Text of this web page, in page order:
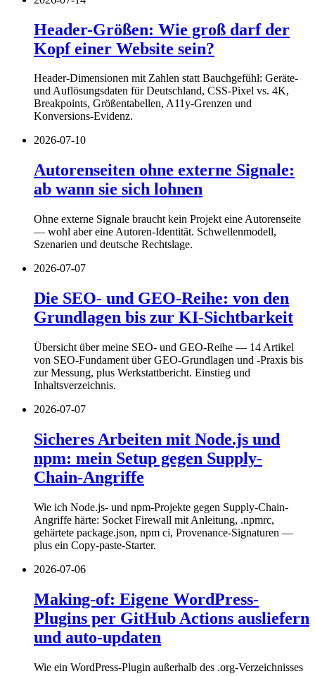
Header-Größen: Wie groß darf der
Kopf einer Website sein?
Header-Dimensionen mit Zahlen statt Bauchgefühl: Geräte-
und Auflösungsdaten für Deutschland, CSS-Pixel vs. 4K,
Breakpoints, Größentabellen, A11y-Grenzen und
Konversions-Evidenz.
2026-07-10
Autorenseiten ohne externe Signale:
ab wann sie sich lohnen
Ohne externe Signale braucht kein Projekt eine Autorenseite
— wohl aber eine Autoren-Identität. Schwellenmodell,
Szenarien und deutsche Rechtslage.
2026-07-07
Die SEO- und GEO-Reihe: von den
Grundlagen bis zur KI-Sichtbarkeit
Übersicht über meine SEO- und GEO-Reihe — 14 Artikel
von SEO-Fundament über GEO-Grundlagen und -Praxis bis
zur Messung, plus Werkstattbericht. Einstieg und
Inhaltsverzeichnis.
2026-07-07
Sicheres Arbeiten mit Node.js und
npm: mein Setup gegen Supply-
Chain-Angriffe
Wie ich Node.js- und npm-Projekte gegen Supply-Chain-
Angriffe härte: Socket Firewall mit Anleitung, .npmrc,
gehärtete package.json, npm ci, Provenance-Signaturen —
plus ein Copy-paste-Starter.
2026-07-06
Making-of: Eigene WordPress-
Plugins per GitHub Actions ausliefern
und auto-updaten
Wie ein WordPress-Plugin außerhalb des .org-Verzeichnisses